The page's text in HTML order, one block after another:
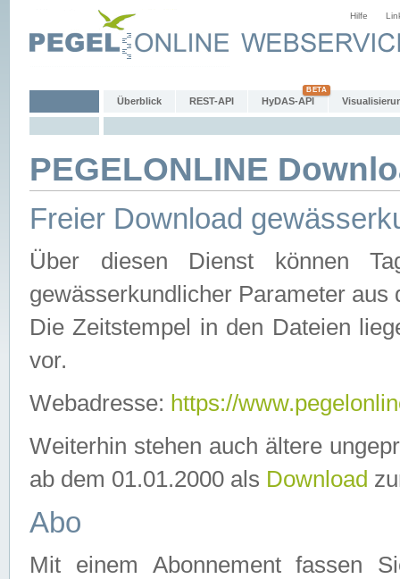
Hilfe
Überblick REST-API HyDAS-API
PEGELONLINE
Freier Download
Über diesen Dienst können
gewässerkundlicher Parameter aus
Die Zeitstempel in den Dateien
vor.
Webadresse: https://
Weiterhin stehen auch ältere
ab dem 01.01.2000 als Download
Abo
Mit einem Abonnement fassen